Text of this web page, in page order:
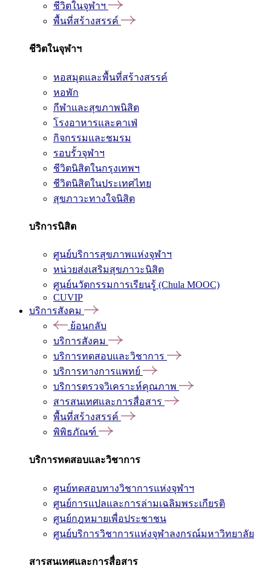
ชีวิตในจุฬาฯ
พื้นที่สร้างสรรค์
ชีวิตในจุฬาฯ
หอสมุดและพื้นที่สร้างสรรค์
หอพัก
กีฬาและสุขภาพนิสิต
โรงอาหารและคาเฟ่
กิจกรรมและชมรม
รอบรั้วจุฬาฯ
ชีวิตนิสิตในกรุงเทพฯ
ชีวิตนิสิตในประเทศไทย
สุขภาวะทางใจนิสิต
บริการนิสิต
ศูนย์บริการสุขภาพแห่งจุฬาฯ
หน่วยส่งเสริมสุขภาวะนิสิต
ศูนย์นวัตกรรมการเรียนรู้ (Chula MOOC)
CUVIP
บริการสังคม
ย้อนกลับ
บริการสังคม
บริการทดสอบและวิชาการ
บริการทางการแพทย์
บริการตรวจวิเคราะห์คุณภาพ
สารสนเทศและการสื่อสาร
พื้นที่สร้างสรรค์
พิพิธภัณฑ์
บริการทดสอบและวิชาการ
ศูนย์ทดสอบทางวิชาการแห่งจุฬาฯ
ศูนย์การแปลและการล่ามเฉลิมพระเกียรติ
ศูนย์กฎหมายเพื่อประชาชน
ศูนย์บริการวิชาการแห่งจุฬาลงกรณ์มหาวิทยาลัย
สารสนเทศและการสื่อสาร